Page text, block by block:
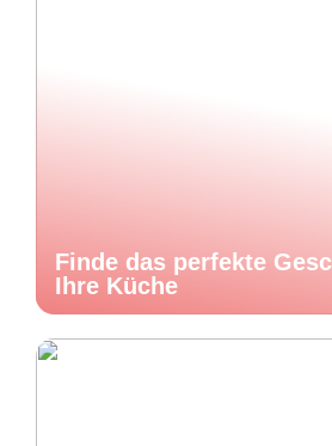
Finde das perfekte
Ihre Küche